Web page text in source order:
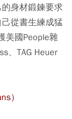
身材鍛鍊要求
從書生練成猛
美國People雜
、TAG Heuer
）